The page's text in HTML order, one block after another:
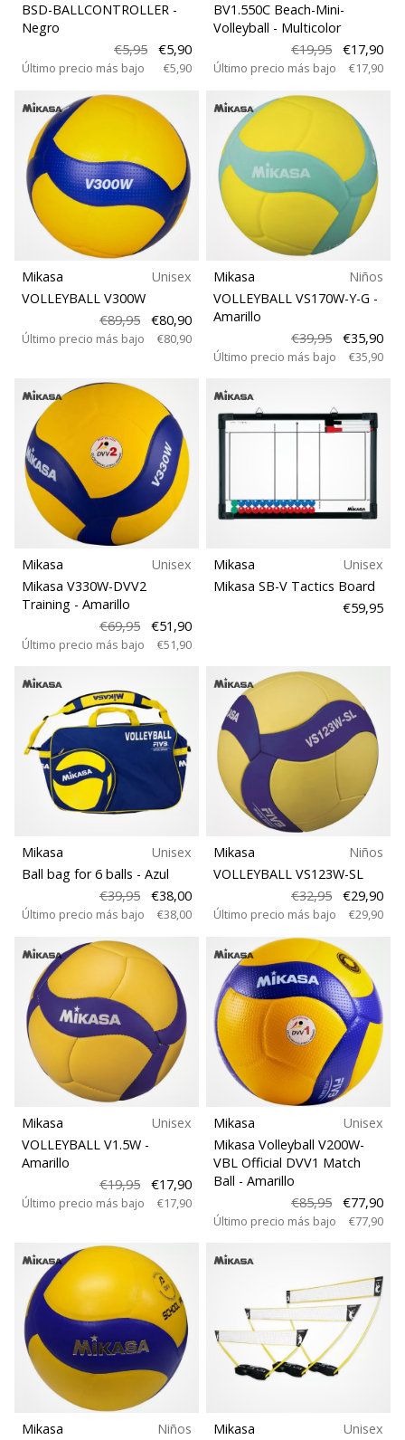
BSD-BALLCONTROLLER -
Negro
€5,95
€5,90
Último precio más bajo €5,90
BV1.550C Beach-Mini-
Volleyball - Multicolor
€19,95
€17,90
Último precio más bajo €17,90
Mikasa
Unisex
VOLLEYBALL V300W
€89,95
€80,90
Último precio más bajo €80,90
Mikasa
Niños
VOLLEYBALL VS170W-Y-G -
Amarillo
€39,95
€35,90
Último precio más bajo €35,90
Mikasa
Unisex
Mikasa V330W-DVV2
Training - Amarillo
€69,95
€51,90
Último precio más bajo €51,90
Mikasa
Unisex
Mikasa SB-V Tactics Board
€59,95
Mikasa
Unisex
Ball bag for 6 balls - Azul
€39,95
€38,00
Último precio más bajo €38,00
Mikasa
Niños
VOLLEYBALL VS123W-SL
€32,95
€29,90
Último precio más bajo €29,90
Mikasa
Unisex
VOLLEYBALL V1.5W -
Amarillo
€19,95
€17,90
Último precio más bajo €17,90
Mikasa
Unisex
Mikasa Volleyball V200W-
VBL Official DVV1 Match
Ball - Amarillo
€85,95
€77,90
Último precio más bajo €77,90
Mikasa
Niños
Mikasa
Unisex